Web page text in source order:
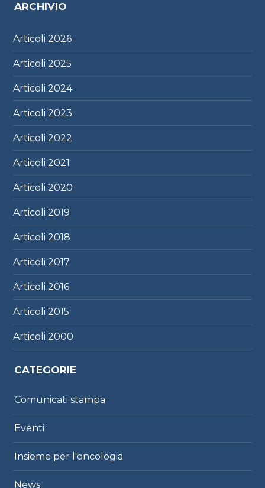
ARCHIVIO
Articoli2026
Articoli2025
Articoli2024
Articoli2023
Articoli2022
Articoli2021
Articoli2020
Articoli2019
Articoli2018
Articoli2017
Articoli2016
Articoli2015
Articoli2000
CATEGORIE
Comunicati stampa
Eventi
Insieme per l'oncologia
News